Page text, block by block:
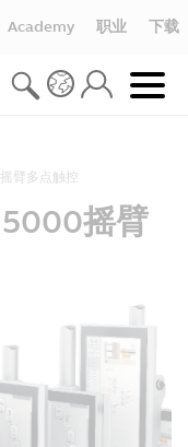
Academy 职业 下载
臂多点触控
摇臂